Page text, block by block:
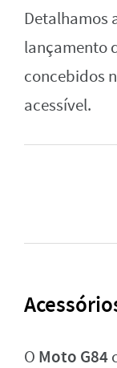
Detalhamos
lançamento
concebidos
acessível.
O Moto G84